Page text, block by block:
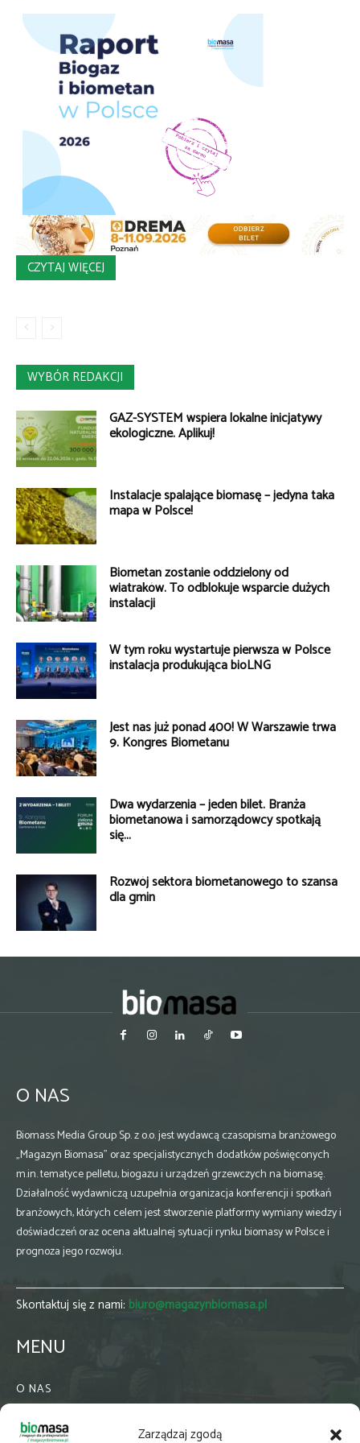
Zarządzaj zgodą
CZYTAJ WIĘCEJ
WYBÓR REDAKCJI
GAZ-SYSTEM wspiera lokalne inicjatywy
ekologiczne. Aplikuj!
Instalacje spalające biomasę – jedyna taka
mapa w Polsce!
Biometan zostanie oddzielony od
wiatraków. To odblokuje wsparcie dużych
instalacji
W tym roku wystartuje pierwsza w Polsce
instalacja produkująca bioLNG
Jest nas już ponad 400! W Warszawie trwa
9. Kongres Biometanu
Dwa wydarzenia – jeden bilet. Branża
biometanowa i samorządowcy spotkają
się...
Rozwój sektora biometanowego to szansa
dla gmin
O NAS
Biomass Media Group Sp. z o.o. jest wydawcą czasopisma branżowego
„Magazyn Biomasa” oraz specjalistycznych dodatków poświęconych
m.in. tematyce pelletu, biogazu i urządzeń grzewczych na biomasę.
Działalność wydawniczą uzupełnia organizacja konferencji i spotkań
branżowych, których celem jest stworzenie platformy wymiany wiedzy i
doświadczeń oraz ocena aktualnej sytuacji rynku biomasy w Polsce i
prognoza jego rozwoju.
Skontaktuj się z nami: biuro@magazynbiomasa.pl
MENU
O NAS
WSPÓŁPRACA